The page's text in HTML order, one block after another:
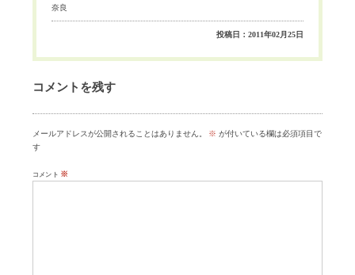
奈良
投稿日：2011年02月25日
コメントを残す
メールアドレスが公開されることはありません。 ※ が付いている欄は必須項目で
す
コメント ※